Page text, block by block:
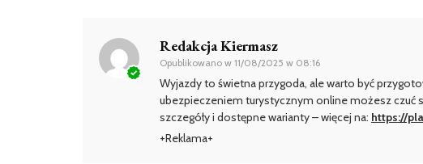
Redakcja Kiermasz
Opublikowano w 11/08/2025 w 08:16
Wyjazdy to świetna przygoda, ale warto być
ubezpieczeniem turystycznym online możesz czuć
szczegóły i dostępne warianty – więcej na: https://
+Reklama+